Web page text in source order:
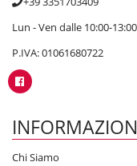
Lun - Ven dalle 10:00-
P.IVA: 01061680722
Chi Siamo